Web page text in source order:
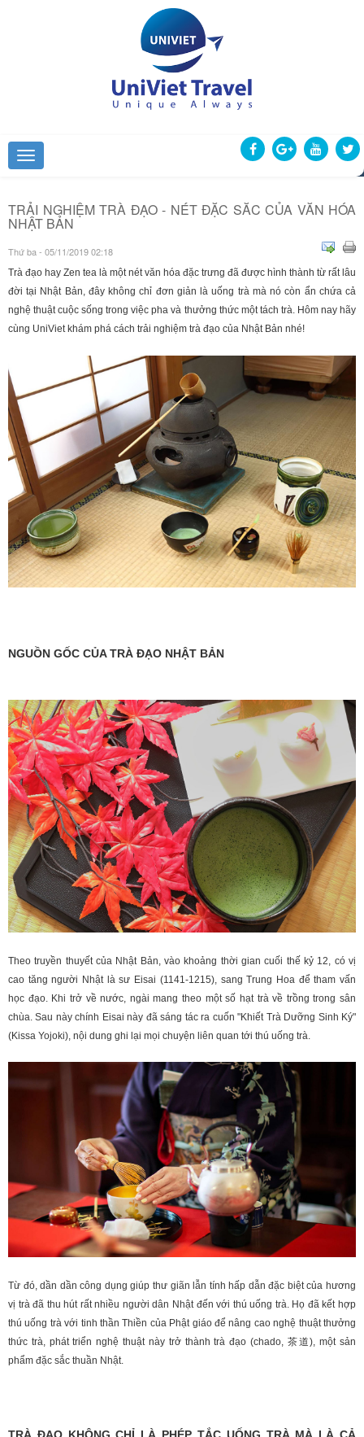
TRẢI NGHIỆM TRÀ ĐẠO - NÉT ĐẶC SĂC CỦA VĂN HÓA
NHẬT BẢN
Thứ ba - 05/11/2019 02:18
Trà đạo hay Zen tea là một nét văn hóa đặc trưng đã được hình thành từ rất lâu
đời tại Nhật Bản, đây không chỉ đơn giản là uống trà mà nó còn ẩn chứa cả
nghệ thuật cuộc sống trong việc pha và thưởng thức một tách trà. Hôm nay hãy
cùng UniViet khám phá cách trải nghiệm trà đạo của Nhật Bản nhé!
NGUỒN GỐC CỦA TRÀ ĐẠO NHẬT BẢN
Theo truyền thuyết của Nhật Bản, vào khoảng thời gian cuối thế kỷ 12, có vị
cao tăng người Nhật là sư Eisai (1141-1215), sang Trung Hoa để tham vấn
học đạo. Khi trở về nước, ngài mang theo một số hạt trà về trồng trong sân
chùa. Sau này chính Eisai này đã sáng tác ra cuốn "Khiết Trà Dưỡng Sinh Ký"
(Kissa Yojoki), nội dung ghi lại mọi chuyện liên quan tới thú uống trà.
Từ đó, dần dần công dụng giúp thư giãn lẫn tính hấp dẫn đặc biệt của hương
vị trà đã thu hút rất nhiều người dân Nhật đến với thú uống trà. Họ đã kết hợp
thú uống trà với tinh thần Thiền của Phật giáo để nâng cao nghệ thuật thưởng
thức trà, phát triển nghệ thuật này trở thành trà đạo (chado, 茶道), một sản
phẩm đặc sắc thuần Nhật.